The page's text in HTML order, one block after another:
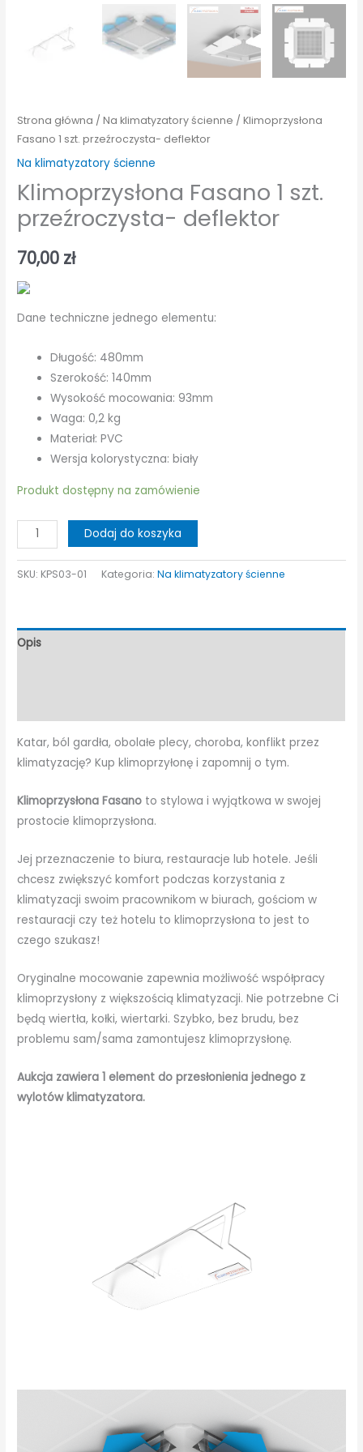
Strona główna /Na klimatyzatory ścienne / Klimoprzysłona
Fasano 1 szt. przeźroczysta- deflektor
Na klimatyzatory ścienne
Klimoprzysłona Fasano 1 szt.
przeźroczysta- deflektor
70,00 zł
Dane techniczne jednego elementu:
Długość: 480mm
Szerokość: 140mm
Wysokość mocowania: 93mm
Waga: 0,2 kg
Materiał: PVC
Wersja kolorystyczna: biały
Produkt dostępny na zamówienie
ilość
Klimoprzysłona
Fasano
przeźroczysta-
deflektor
Dodaj do koszyka
SKU: KPS03-01 Kategoria:Na klimatyzatory ścienne
Opis
Katar, ból gardła, obolałe plecy, choroba, konflikt przez
klimatyzację? Kup klimoprzyłonę i zapomnij o tym.
Klimoprzysłona Fasano to stylowa i wyjątkowa w swojej
prostocie klimoprzysłona.
Jej przeznaczenie to biura, restauracje lub hotele. Jeśli
chcesz zwiększyć komfort podczas korzystania z
klimatyzacji swoim pracownikom w biurach, gościom w
restauracji czy też hotelu to klimoprzysłona to jest to
czego szukasz!
Oryginalne mocowanie zapewnia możliwość współpracy
klimoprzysłony z większością klimatyzacji. Nie potrzebne Ci
będą wiertła, kołki, wiertarki. Szybko, bez brudu, bez
problemu sam/sama zamontujesz klimoprzysłonę.
Aukcja zawiera 1 element do przesłonienia jednego z
wylotów klimatyzatora.